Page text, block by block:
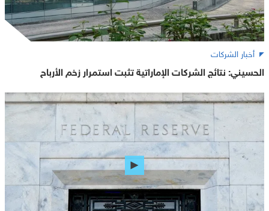
أخبار الشركات
الحسيني: نتائج الشركات الإماراتية تثبت استمرار زخم الأرباح